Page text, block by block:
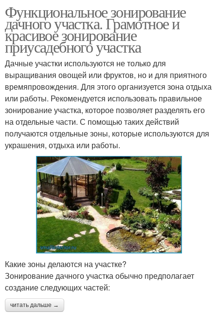
Функциональное зонирование
дачного участка. Грамотное и
красивое зонирование
приусадебного участка
Дачные участки используются не только для
выращивания овощей или фруктов, но и для приятного
времяпровождения. Для этого организуется зона отдыха
или работы. Рекомендуется использовать правильное
зонирование участка, которое позволяет разделять его
на отдельные части. С помощью таких действий
получаются отдельные зоны, которые используются для
украшения, отдыха или работы.
Какие зоны делаются на участке?
Зонирование дачного участка обычно предполагает
создание следующих частей:
читать дальше →